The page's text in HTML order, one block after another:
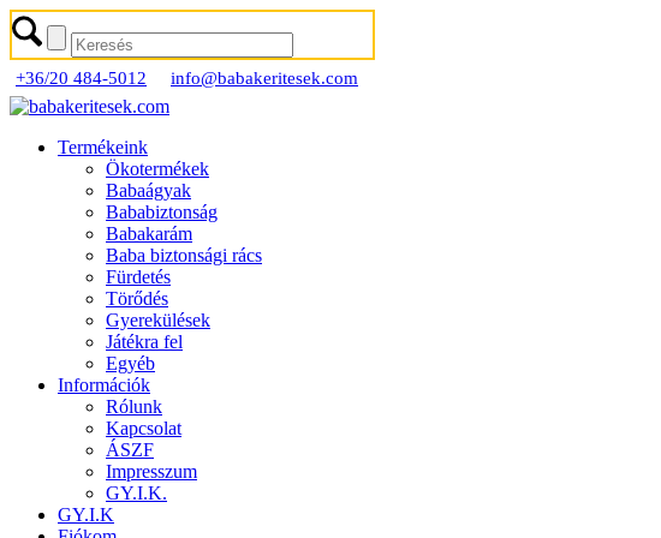
+36/20 484-5012 info@babakeritesek.com
Termékeink
Ökotermékek
Babaágyak
Bababiztonság
Babakarám
Baba biztonsági rács
Fürdetés
Törődés
Gyerekülések
Játékra fel
Egyéb
Információk
Rólunk
Kapcsolat
ÁSZF
Impresszum
GY.I.K.
GY.I.K